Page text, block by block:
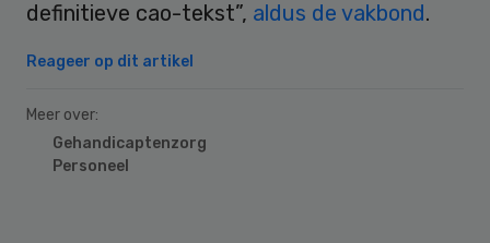
definitieve cao-tekst”, aldus de vakbond.
Reageer op dit artikel
Meer over:
Gehandicaptenzorg
Personeel